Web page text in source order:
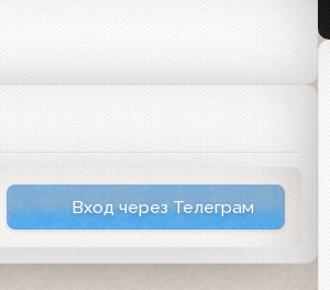
Вход через Телеграм